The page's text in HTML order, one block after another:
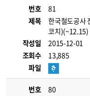
번호
81
제목
한국철도공사
코치)(~12.15)
작성일
2015-12-01
조회수
13,885
파일
번호
80